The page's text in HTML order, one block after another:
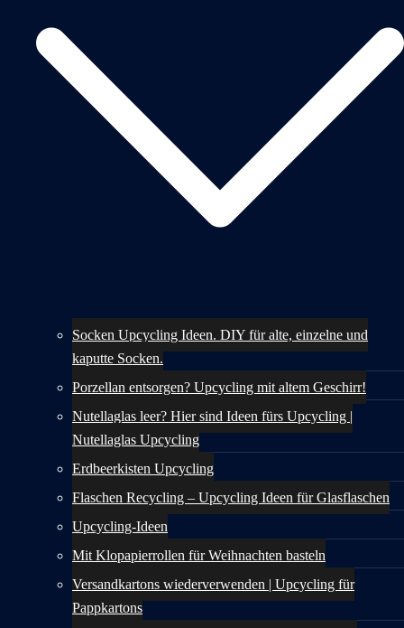
Socken Upcycling Ideen. DIY für alte, einzelne und
kaputte Socken.
Porzellan entsorgen? Upcycling mit altem Geschirr!
Nutellaglas leer? Hier sind Ideen fürs Upcycling |
Nutellaglas Upcycling
Erdbeerkisten Upcycling
Flaschen Recycling – Upcycling Ideen für Glasflaschen
Upcycling-Ideen
Mit Klopapierrollen für Weihnachten basteln
Versandkartons wiederverwenden | Upcycling für
Pappkartons